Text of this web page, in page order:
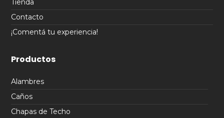
Tienda
Contacto
¡Comentá tu experiencia!
Productos
Alambres
Caños
Chapas de Techo